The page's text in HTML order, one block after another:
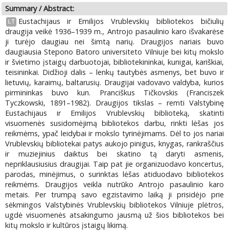
Summary / Abstract:
LT
Eustachijaus ir Emilijos Vrublevskių bibliotekos bičiulių
draugija veikė 1936–1939 m., Antrojo pasaulinio karo išvakarėse
ji turėjo daugiau nei šimtą narių. Draugijos nariais buvo
daugiausia Stepono Batoro universiteto Vilniuje bei kitų mokslo
ir švietimo įstaigų darbuotojai, bibliotekininkai, kunigai, kariškiai,
teisininkai. Didžioji dalis – lenkų tautybės asmenys, bet buvo ir
lietuvių, karaimų, baltarusių. Draugijai vadovavo valdyba, kurios
pirmininkas buvo kun. Pranciškus Tičkovskis (Franciszek
Tyczkowski, 1891–1982). Draugijos tikslas – remti Valstybinę
Eustachijaus ir Emilijos Vrublevskių biblioteką, skatinti
visuomenės susidomėjimą bibliotekos darbu, rinkti lėšas jos
reikmėms, ypač leidybai ir mokslo tyrinėjimams. Dėl to jos nariai
Vrublevskių bibliotekai patys aukojo pinigus, knygas, rankraščius
ir muziejinius daiktus bei skatino tą daryti asmenis,
nepriklausiusius draugijai. Taip pat jie organizuodavo koncertus,
parodas, minėjimus, o surinktas lėšas atiduodavo bibliotekos
reikmėms. Draugijos veikla nutrūko Antrojo pasaulinio karo
metais. Per trumpą savo egzistavimo laiką ji prisidėjo prie
sėkmingos Valstybinės Vrublevskių bibliotekos Vilniuje plėtros,
ugdė visuomenės atsakingumo jausmą už šios bibliotekos bei
kitų mokslo ir kultūros įstaigų likimą.